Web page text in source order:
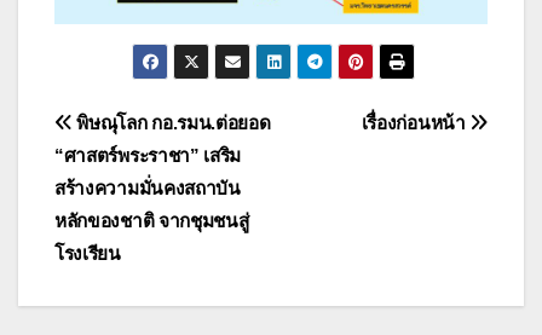
แนะแนว
เรื่อง
เรื่องก่อนหน้า
พิษณุโลก กอ.รมน.ต่อยอด
“ศาสตร์พระราชา” เสริม
สร้างความมั่นคงสถาบัน
หลักของชาติ จากชุมชนสู่
โรงเรียน